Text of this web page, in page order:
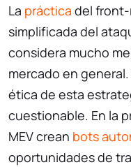
La práctica del front-
simplificada del
considera mucho
mercado en
ética de esta
cuestionable. En la
MEV crean bots
oportunidades de